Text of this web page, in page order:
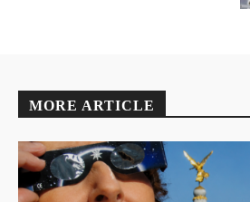
MORE ARTICLE